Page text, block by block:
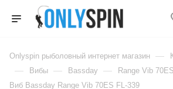
Onlyspin рыболовный интернет магазин —
— Вибы — Bassday — Range Vib 70ES
Виб Bassday Range Vib 70ES FL-339